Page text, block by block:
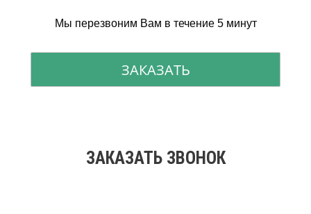
Мы перезвоним Вам в течение 5 минут
ЗАКАЗАТЬ ЗВОНОК